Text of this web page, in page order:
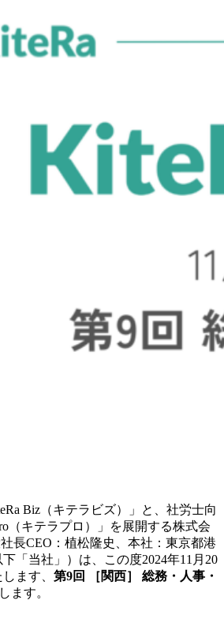
Biz（キテラビズ）」と、社労士向
（キテラプロ）」を展開する株式会
長CEO：植松隆史、本社：東京都港
「当社」）は、この度2024年11月20
ます、 第9回 ［関西］ 総務・人事・
ます。